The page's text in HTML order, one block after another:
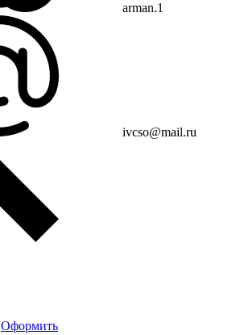
arman.1
ivcso@mail.ru
Оформить